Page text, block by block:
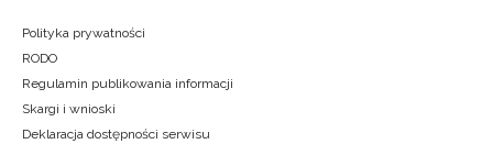
Polityka prywatności
RODO
Regulamin publikowania informacji
Skargi i wnioski
Deklaracja dostępności serwisu